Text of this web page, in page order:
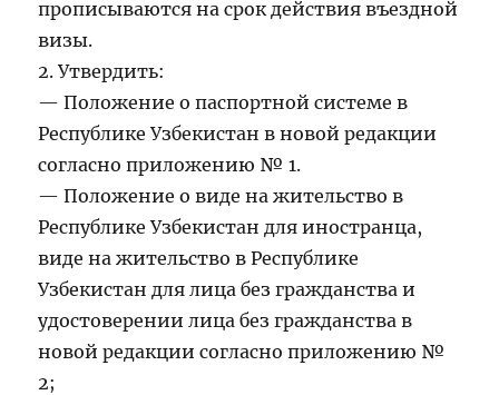
прописываются на срок действия въездной
визы.
2. Утвердить:
— Положение о паспортной системе в
Республике Узбекистан в новой редакции
согласно приложению № 1.
— Положение о виде на жительство в
Республике Узбекистан для иностранца,
виде на жительство в Республике
Узбекистан для лица без гражданства и
удостоверении лица без гражданства в
новой редакции согласно приложению №
2;